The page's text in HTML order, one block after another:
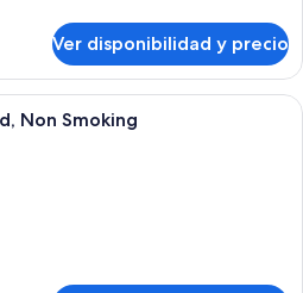
Ver disponibilidad y precio
Habitación de hotel con cama, sofá,
Non Smoking